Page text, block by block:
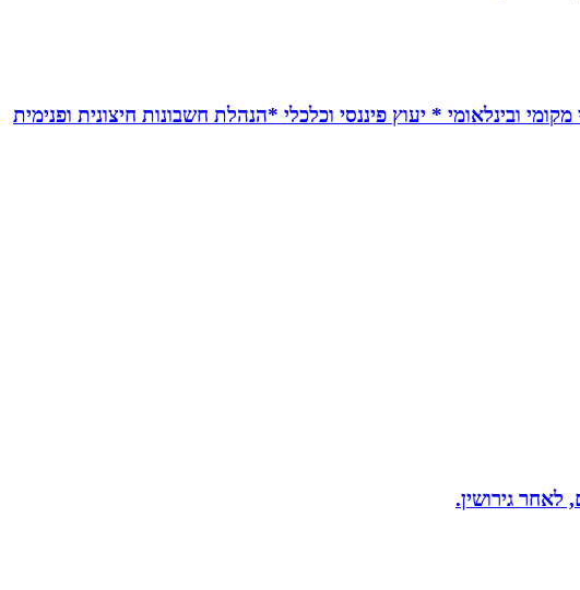
ובינלאומי * יעוץ פיננסי וכלכלי *הנהלת חשבונות חיצונית ופנימית
לאחר גירושין.